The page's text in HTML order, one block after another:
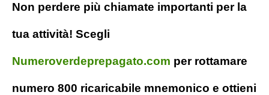
Non perdere più chiamate importanti per la
tua attività! Scegli
Numeroverdeprepagato.com per rottamare
numero 800 ricaricabile mnemonico e ottieni